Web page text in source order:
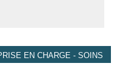
EN CHARGE - SOINS